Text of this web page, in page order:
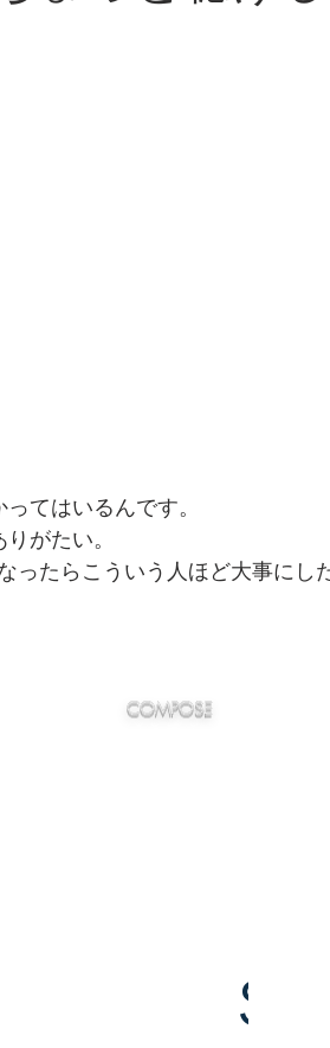
記事
てはいるんです。
がたい。
ったらこういう人ほど大事にし